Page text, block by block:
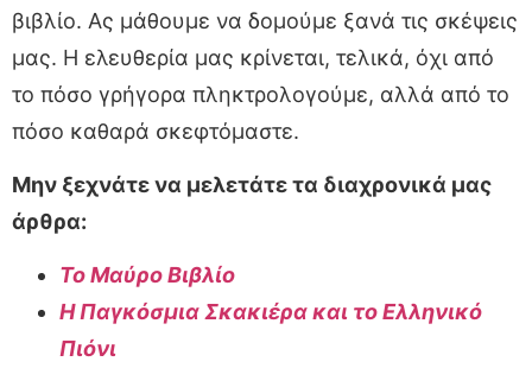
βιβλίο. Ας μάθουμε να δομούμε ξανά τις σκέψεις
μας. Η ελευθερία μας κρίνεται, τελικά, όχι από
το πόσο γρήγορα πληκτρολογούμε, αλλά από το
πόσο καθαρά σκεφτόμαστε.
Μην ξεχνάτε να μελετάτε τα διαχρονικά μας
άρθρα:
Το Μαύρο Βιβλίο
Η Παγκόσμια Σκακιέρα και το Ελληνικό
Πιόνι